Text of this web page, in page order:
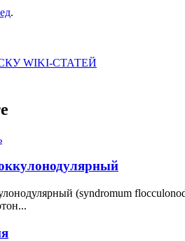
.
WIKI-СТАТЕЙ
(syndromum